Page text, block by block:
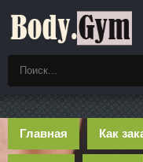
Главная Как